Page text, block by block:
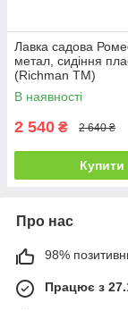
Лавка садова
метал, сидіння
(Richman ТМ)
В наявності
2 540 ₴ 2 640 ₴
Купити
Про нас
98%
Працює з